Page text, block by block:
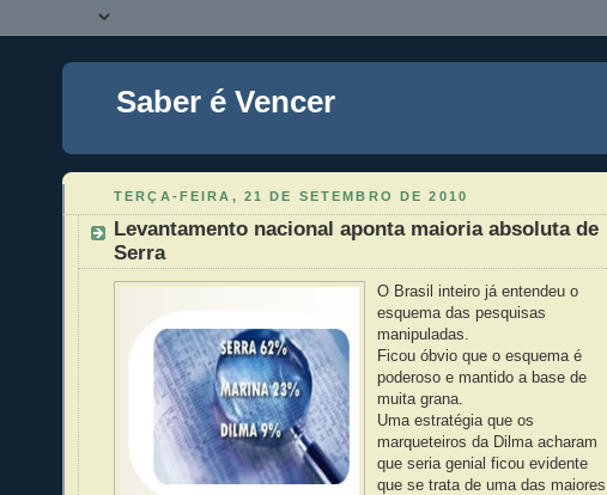
Saber é Vencer
TERÇA-FEIRA, 21 DE SETEMBRO DE 2010
Levantamento nacional aponta maioria absoluta de
Serra
O Brasil inteiro já entendeu o
esquema das pesquisas
manipuladas.
Ficou óbvio que o esquema é
poderoso e mantido a base de
muita grana.
Uma estratégia que os
marqueteiros da Dilma acharam
que seria genial ficou evidente
que se trata de uma das maiores